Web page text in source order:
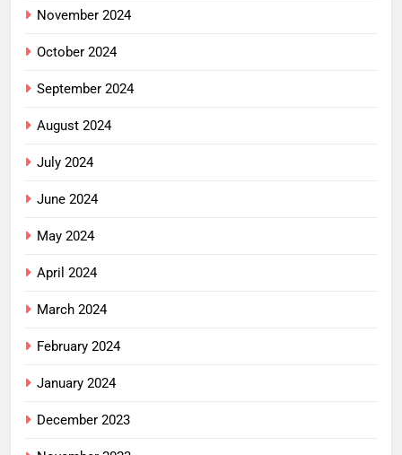
November 2024
October 2024
September 2024
August 2024
July 2024
June 2024
May 2024
April 2024
March 2024
February 2024
January 2024
December 2023